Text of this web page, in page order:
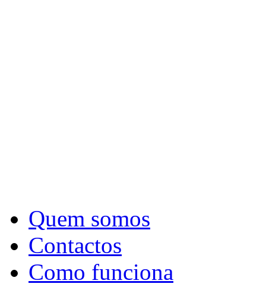
Quem somos
Contactos
Como funciona